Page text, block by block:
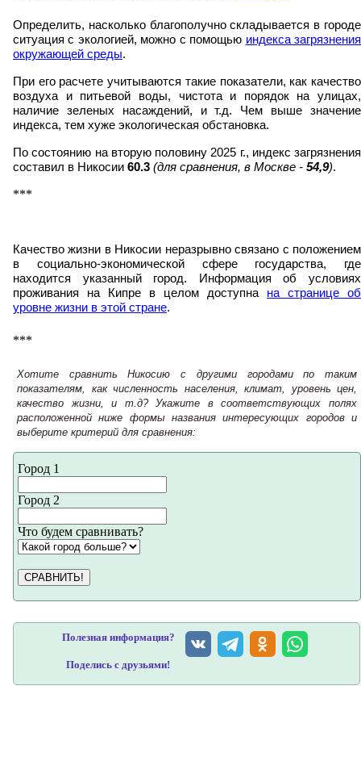
Определить, насколько благополучно складывается в городе
ситуация с экологией, можно с помощью индекса загрязнения
окружающей среды.
При его расчете учитываются такие показатели, как качество
воздуха и питьевой воды, чистота и порядок на улицах,
наличие зеленых насаждений, и т.д. Чем выше значение
индекса, тем хуже экологическая обстановка.
По состоянию на вторую половину 2025 г., индекс загрязнения
составил в Никосии 60.3 (для сравнения, в Москве - 54,9).
***
Качество жизни в Никосии неразрывно связано с положением
в социально-экономической сфере государства, где
находится указанный город. Информация об условиях
проживания на Кипре в целом доступна на странице об
уровне жизни в этой стране.
***
Хотите сравнить Никосию с другими городами по таким
показателям, как численность населения, климат, уровень цен,
качество жизни, и т.д? Укажите в соответствующих полях
расположенной ниже формы названия интересующих городов и
выберите критерий для сравнения:
Город 1
Город 2
Что будем сравнивать?
СРАВНИТЬ!
Полезная информация?
Поделись с друзьями!